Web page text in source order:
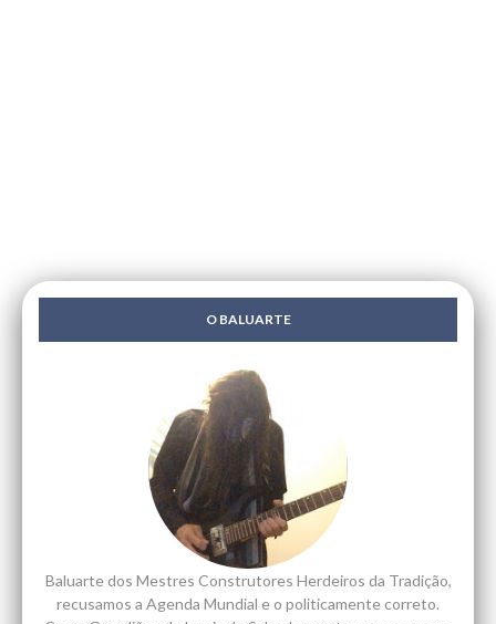
O BALUARTE
Baluarte dos Mestres Construtores Herdeiros da Tradição,
recusamos a Agenda Mundial e o politicamente correto.